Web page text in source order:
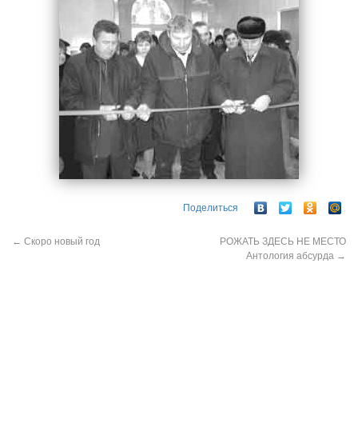
Поделиться
← Скоро новый год
РОЖАТЬ ЗДЕСЬ НЕ МЕСТО
Антология абсурда →